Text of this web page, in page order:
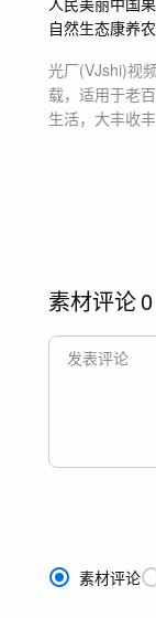
自然生态康养
光厂(VJshi)视
载，适用于老
生活，大丰收
素材评论0
素材评论